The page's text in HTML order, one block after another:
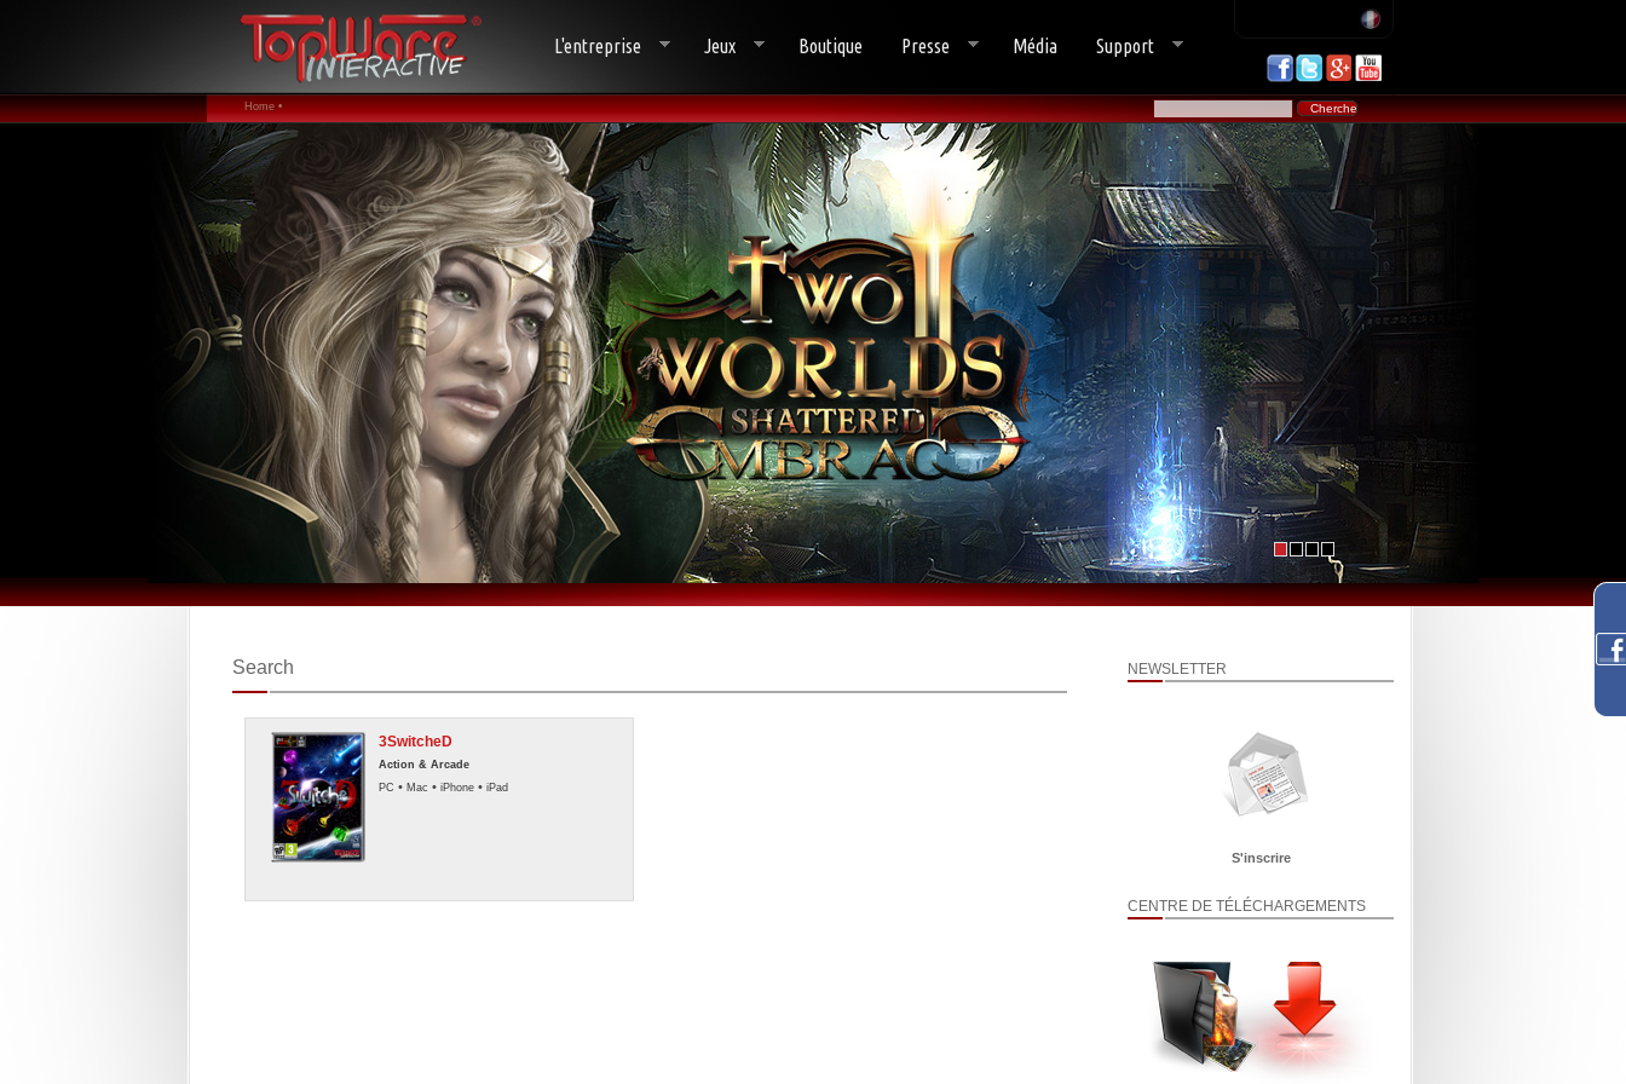
L'entreprise Jeux Boutique Presse Média Support
Home •
Search
3SwitcheD
Action & Arcade
PC • Mac • iPhone • iPad
NEWSLETTER
S'inscrire
CENTRE DE TÉLÉCHARGEMENTS